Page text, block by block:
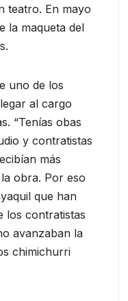
teatro. En mayo
la maqueta del
uno de los
al cargo
“Tenías obas
y contratistas
más
obra. Por eso
que han
los contratistas
avanzaban la
chimichurri